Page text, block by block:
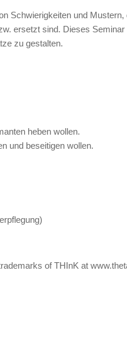
Schwierigkeiten und
ersetzt sind. Dieses
zu gestalten.
heben wollen.
und beseitigen wollen.
of THInK at